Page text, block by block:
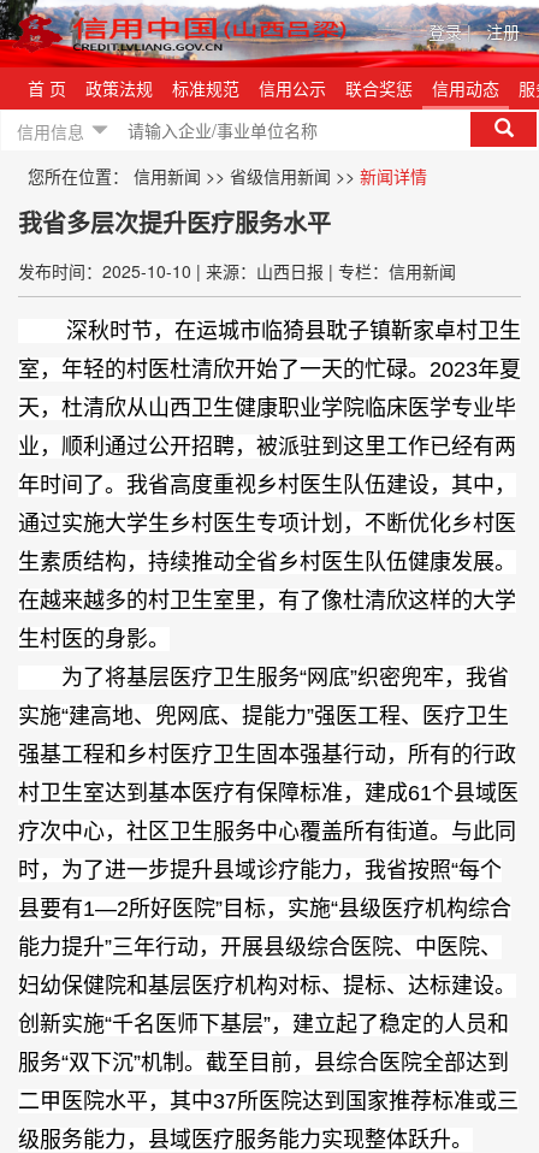
登录| 注册
首 页 政策法规 标准规范 信用公示 联合奖惩 信用动态
信用信息
您所在位置： 信用新闻 >> 省级信用新闻 >> 新闻详情
我省多层次提升医疗服务水平
发布时间：2025-10-10 | 来源：山西日报 | 专栏：信用新闻
深秋时节，在运城市临猗县耽子镇靳家卓村卫生
室，年轻的村医杜清欣开始了一天的忙碌。2023年夏
天，杜清欣从山西卫生健康职业学院临床医学专业毕
业，顺利通过公开招聘，被派驻到这里工作已经有两
年时间了。我省高度重视乡村医生队伍建设，其中，
通过实施大学生乡村医生专项计划，不断优化乡村医
生素质结构，持续推动全省乡村医生队伍健康发展。
在越来越多的村卫生室里，有了像杜清欣这样的大学
生村医的身影。
为了将基层医疗卫生服务“网底”织密兜牢，我省
实施“建高地、兜网底、提能力”强医工程、医疗卫生
强基工程和乡村医疗卫生固本强基行动，所有的行政
村卫生室达到基本医疗有保障标准，建成61个县域医
疗次中心，社区卫生服务中心覆盖所有街道。与此同
时，为了进一步提升县域诊疗能力，我省按照“每个
县要有1—2所好医院”目标，实施“县级医疗机构综合
能力提升”三年行动，开展县级综合医院、中医院、
妇幼保健院和基层医疗机构对标、提标、达标建设。
创新实施“千名医师下基层”，建立起了稳定的人员和
服务“双下沉”机制。截至目前，县综合医院全部达到
二甲医院水平，其中37所医院达到国家推荐标准或三
级服务能力，县域医疗服务能力实现整体跃升。